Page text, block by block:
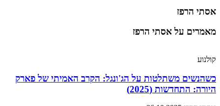
אסתי הרפז
מאמרים על אסתי הרפז
קולנוע
כשהנשים משתלטות על הג'ונגל: הקרב האמיתי של פארק
היורה: התחדשות (2025)